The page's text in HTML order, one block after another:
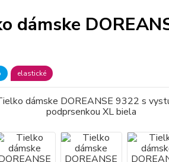
dámske
elastické